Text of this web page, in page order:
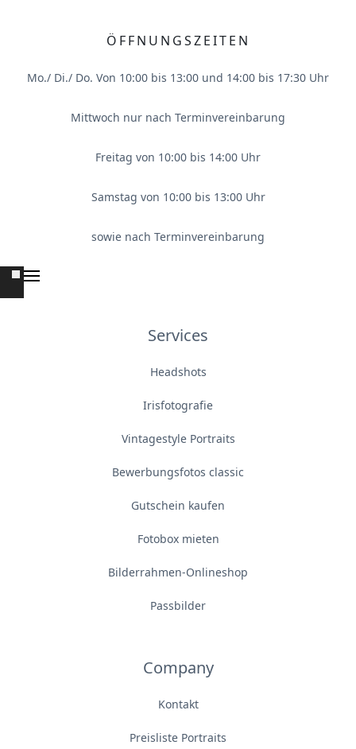
ÖFFNUNGSZEITEN
Mo./ Di./ Do. Von 10:00 bis 13:00 und 14:00 bis 17:30 Uhr
Mittwoch nur nach Terminvereinbarung
Freitag von 10:00 bis 14:00 Uhr
Samstag von 10:00 bis 13:00 Uhr
sowie nach Terminvereinbarung
Services
Headshots
Irisfotografie
Vintagestyle Portraits
Bewerbungsfotos classic
Gutschein kaufen
Fotobox mieten
Bilderrahmen-Onlineshop
Passbilder
Company
Kontakt
Preisliste Portraits